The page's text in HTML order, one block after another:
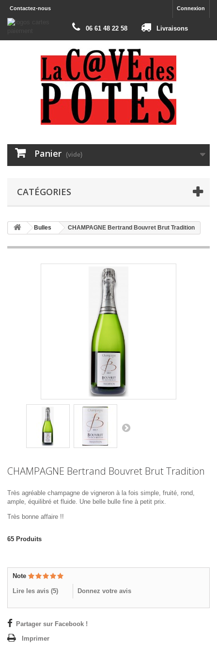
Connexion
Contactez-nous
06 61 48 22 58 Livraisons
Panier (vide)
CATÉGORIES
Bulles CHAMPAGNE Bertrand Bouvret Brut Tradition
CHAMPAGNE Bertrand Bouvret Brut Tradition
Très agréable champagne de vigneron à la fois simple, fruité, rond,
ample, équilibré et fluide. Une belle bulle fine à petit prix.
Très bonne affaire !!
65 Produits
Note
Lire les avis (5) Donnez votre avis
Partager sur Facebook !
Imprimer